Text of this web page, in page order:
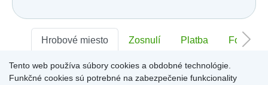
Hrobové miesto Zosnulí Platba Foto
Sektor:- Rad:- Číslo:-
Tento web používa súbory cookies a obdobné technológie.
Funkčné cookies sú potrebné na zabezpečenie funkcionality